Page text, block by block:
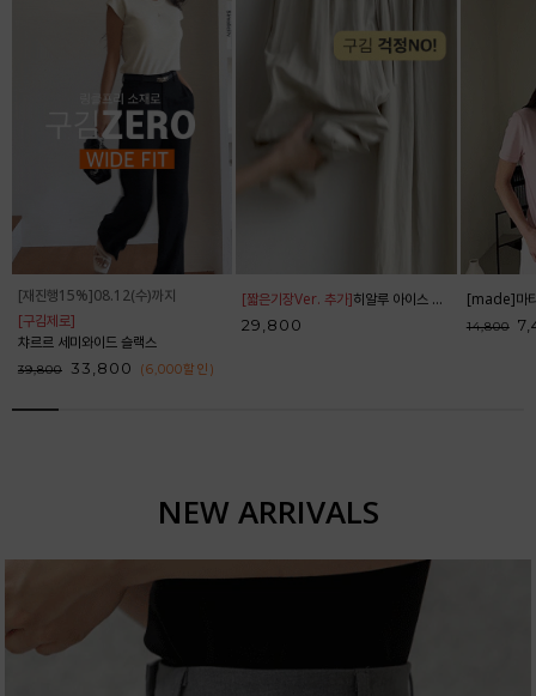
[재진행15%]08.12(수)까지
[구김제로]
챠르르 세미와이드 슬랙스
39,800 33,800 (6,000할인 )
[짧은기장Ver. 추가]히알루 아이스 밴딩 와이드 팬츠_42PT1784
29,800 14,800
NEW ARRIVALS